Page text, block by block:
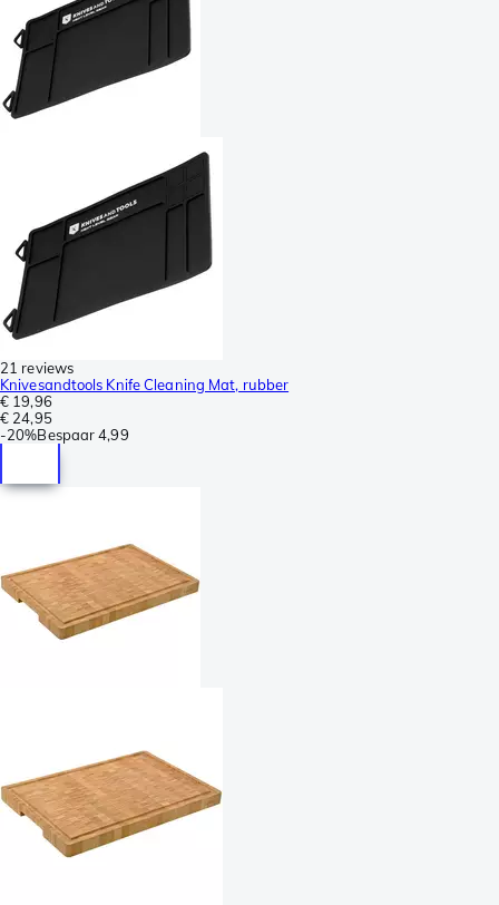
21 reviews
Knivesandtools Knife Cleaning Mat, rubber
€ 19,96
€ 24,95
-20%Bespaar 4,99